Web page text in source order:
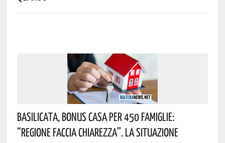
Basilicata, Bonus Casa Per 450 Famiglie:
“Regione Faccia Chiarezza”. La Situazione